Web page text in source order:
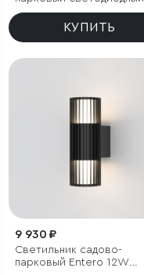
Twinray 4000K
КУПИТЬ
9 930 ₽
Светильник садово-
парковый Entero 12W